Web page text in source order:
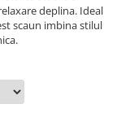
deplina. Ideal
scaun imbina stilul